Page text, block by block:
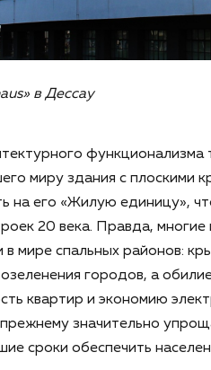
в Дессау
функционализма
миру здания с плоскими
на его «Жилую единицу»,
20 века. Правда,
в мире спальных районов:
городов, а
квартир и экономию
значительно
сроки обеспечить